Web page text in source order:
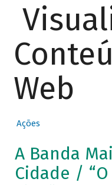
Web
Ações
A Banda
Cidade /